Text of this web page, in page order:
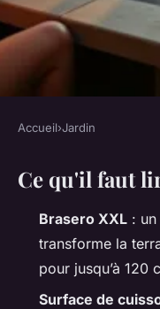
Quel
Arielle•03/06/2026
Accueil›Jardin
Ce qu'il faut
Brasero XXL :
transforme la
pour jusqu’à 120
Surface de